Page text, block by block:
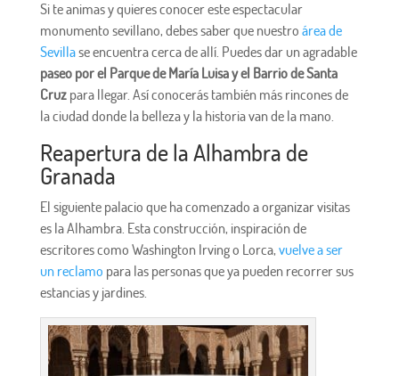
Si te animas y quieres conocer este espectacular
monumento sevillano, debes saber que nuestro área de
Sevillase encuentra cerca de allí. Puedes dar un agradable
paseo por el Parque de María Luisa y el Barrio de Santa
Cruzpara llegar. Así conocerás también más rincones de
la ciudad donde la belleza y la historia van de la mano.
Reapertura de la Alhambra de
Granada
El siguiente palacio que ha comenzado a organizar visitas
es la Alhambra. Esta construcción, inspiración de
escritores como Washington Irving o Lorca, vuelve a ser
un reclamo para las personas que ya pueden recorrer sus
estancias y jardines.